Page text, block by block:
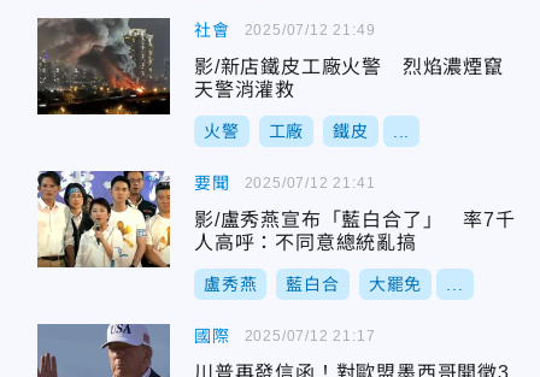
社會
影/新店鐵皮工廠火警 烈焰濃煙竄
天警消灌救
火警 工廠 鐵皮
2025/07/12 21:49
要聞
影/盧秀燕宣布「藍白合了」 率7千
人高呼：不同意總統亂搞
盧秀燕 藍白合 大罷免
2025/07/12 21:41
國際
川普再發信函！對歐盟墨西哥開徵3
2025/07/12 21:17